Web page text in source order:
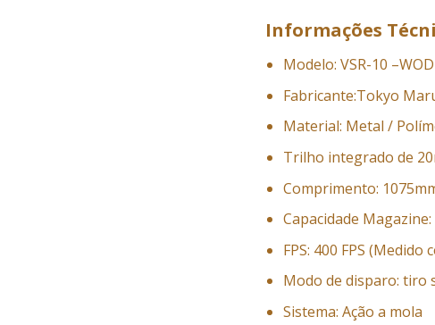
Informações
Modelo: VSR-10 –WOD
Fabricante:Tokyo
Material: Metal /
Trilho integrado de
Comprimento:
Capacidade
FPS: 400 FPS (Medido
Modo de disparo: tiro
Sistema: Ação a mola